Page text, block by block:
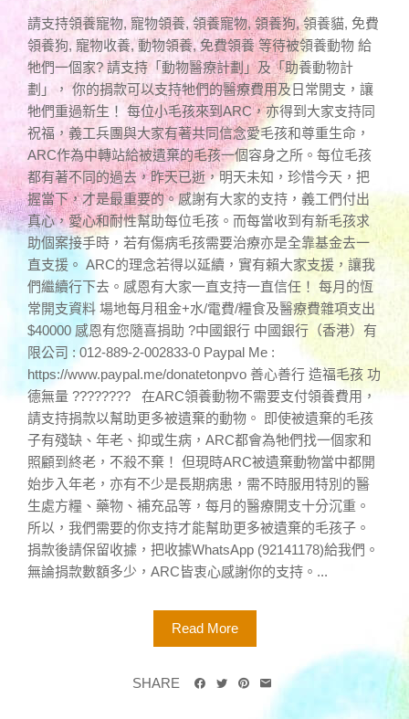
請支持領養寵物, 寵物領養, 領養寵物, 領養狗, 領養貓, 免費
領養狗, 寵物收養, 動物領養, 免費領養 等待被領養動物 給
牠們一個家? 請支持「動物醫療計劃」及「助養動物計
劃」， 你的捐款可以支持牠們的醫療費用及日常開支，讓
牠們重過新生！ 每位小毛孩來到ARC，亦得到大家支持同
祝福，義工兵團與大家有著共同信念愛毛孩和尊重生命，
ARC作為中轉站給被遺棄的毛孩一個容身之所。每位毛孩
都有著不同的過去，昨天已逝，明天未知，珍惜今天，把
握當下，才是最重要的。感謝有大家的支持，義工們付出
真心，愛心和耐性幫助每位毛孩。而每當收到有新毛孩求
助個案接手時，若有傷病毛孩需要治療亦是全靠基金去一
直支援。 ARC的理念若得以延續，實有賴大家支援，讓我
們繼續行下去。感恩有大家一直支持一直信任！ 每月的恆
常開支資料 場地每月租金+水/電費/糧食及醫療費雜項支出
$40000 感恩有您隨喜捐助 ?中國銀行 中國銀行（香港）有
限公司 : 012-889-2-002833-0 Paypal Me :
https://www.paypal.me/donatetonpvo 善心善行 造福毛孩 功
德無量 ???????? 在ARC領養動物不需要支付領養費用，
請支持捐款以幫助更多被遺棄的動物。 即使被遺棄的毛孩
子有殘缺、年老、抑或生病，ARC都會為牠們找一個家和
照顧到終老，不殺不棄！ 但現時ARC被遺棄動物當中都開
始步入年老，亦有不少是長期病患，需不時服用特別的醫
生處方糧、藥物、補充品等，每月的醫療開支十分沉重。
所以，我們需要的你支持才能幫助更多被遺棄的毛孩子。
捐款後請保留收據，把收據WhatsApp (92141178)給我們。
無論捐款數額多少，ARC皆衷心感謝你的支持。...
Read More
SHARE